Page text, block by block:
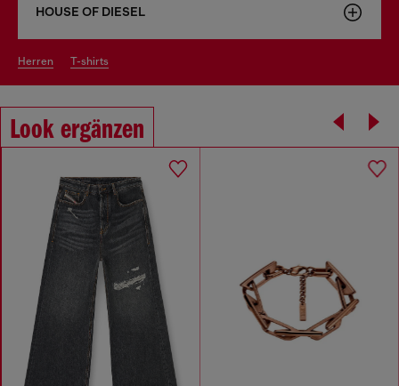
HOUSE OF DIESEL
herren t-shirts
Look ergänzen